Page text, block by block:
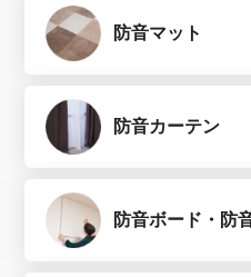
防音マット
防音カーテン
防音ボード・防